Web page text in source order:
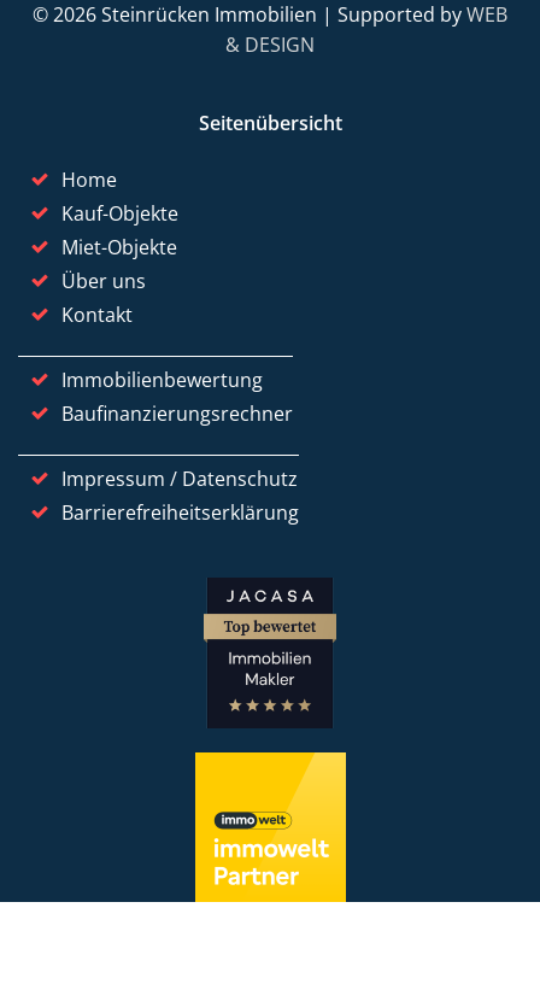
© 2026 Steinrücken Immobilien | Supported byWEB
& DESIGN
Seitenübersicht
Home
Kauf-Objekte
Miet-Objekte
Über uns
Kontakt
Immobilienbewertung
Baufinanzierungsrechner
Impressum / Datenschutz
Barrierefreiheitserklärung